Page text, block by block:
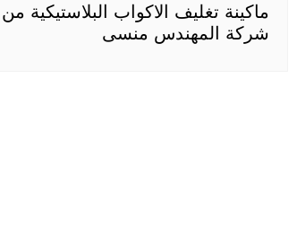
ماكينة تغليف الاكواب البلاستيكية من
شركة المهندس منسى